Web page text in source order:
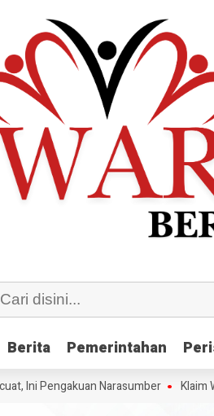
Berita Pemerintahan
Berita Pemerintahan
Narasumber Klaim